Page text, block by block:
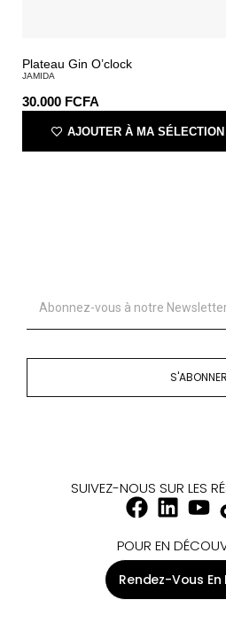
Plateau Gin O’clock
JAMIDA
30.000 FCFA
AJOUTER À MA SÉLECTION
S'ABONNER
SUIVEZ-NOUS SUR LES
POUR EN
Rendez-Vous